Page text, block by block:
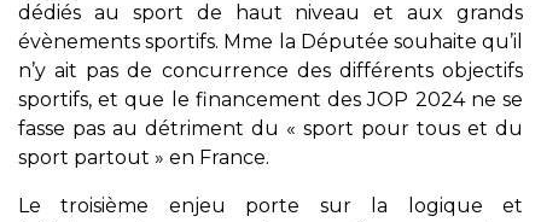
dédiés au sport de haut niveau et aux grands
évènements sportifs. Mme la Députée souhaite qu’il
n’y ait pas de concurrence des différents objectifs
sportifs, et que le financement des JOP 2024 ne se
fasse pas au détriment du « sport pour tous et du
sport partout » en France.
Le troisième enjeu porte sur la logique et